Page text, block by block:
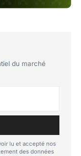
du marché
lu et accepté nos
des données